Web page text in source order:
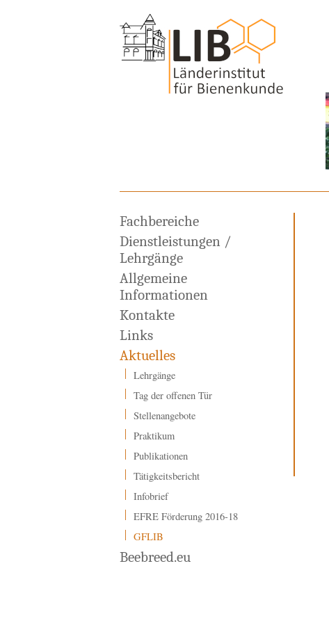
Fachbereiche
Dienstleistungen /
Lehrgänge
Allgemeine
Informationen
Kontakte
Links
Aktuelles
Lehrgänge
Tag der offenen Tür
Stellenangebote
Praktikum
Publikationen
Tätigkeitsbericht
Infobrief
EFRE Förderung 2016-18
GFLIB
Beebreed.eu